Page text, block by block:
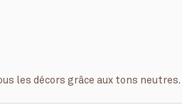
les décors grâce aux tons neutres.